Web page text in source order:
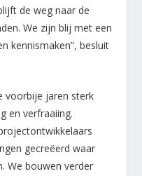
de weg naar de
We zijn blij met een
kennismaken”, besluit
voorbije jaren sterk
en verfraaiing.
gecreëerd waar
We bouwen verder